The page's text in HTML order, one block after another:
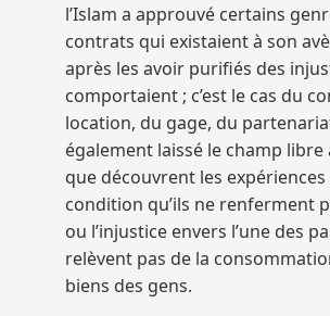
l’Islam a approuvé certains
contrats qui existaient à son
après les avoir purifiés des
comportaient ; c’est le cas du
location, du gage, du
également laissé le champ
que découvrent les expériences
condition qu’ils ne renferment
ou l’injustice envers l’une des
relèvent pas de la
biens des gens.